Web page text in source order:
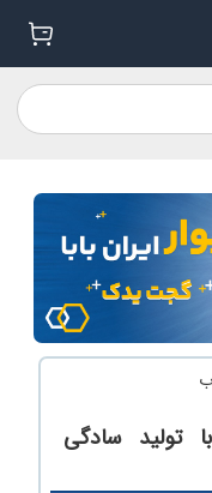
تولید سادگی